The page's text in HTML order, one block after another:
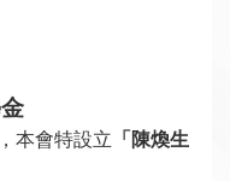
本會特設立 「 陳煥生